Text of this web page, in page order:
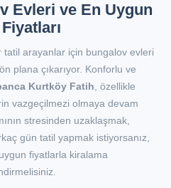
Evleri ve En Uygun
tatil arayanlar için bungalov evleri
plana çıkarıyor. Konforlu ve
Kurtköy Fatih , özellikle
vazgeçilmezi olmaya devam
stresinden uzaklaşmak,
gün tatil yapmak istiyorsanız,
fiyatlarla kiralama